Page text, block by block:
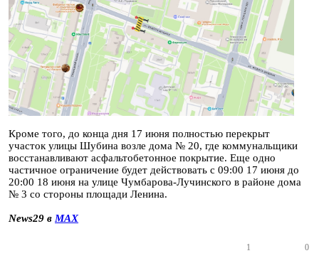
Кроме того, до конца дня 17 июня полностью перекрыт
участок улицы Шубина возле дома № 20, где коммунальщики
восстанавливают асфальтобетонное покрытие. Еще одно
частичное ограничение будет действовать с 09:00 17 июня до
20:00 18 июня на улице Чумбарова-Лучинского в районе дома
№ 3 со стороны площади Ленина.
News29 в MAX
1 0